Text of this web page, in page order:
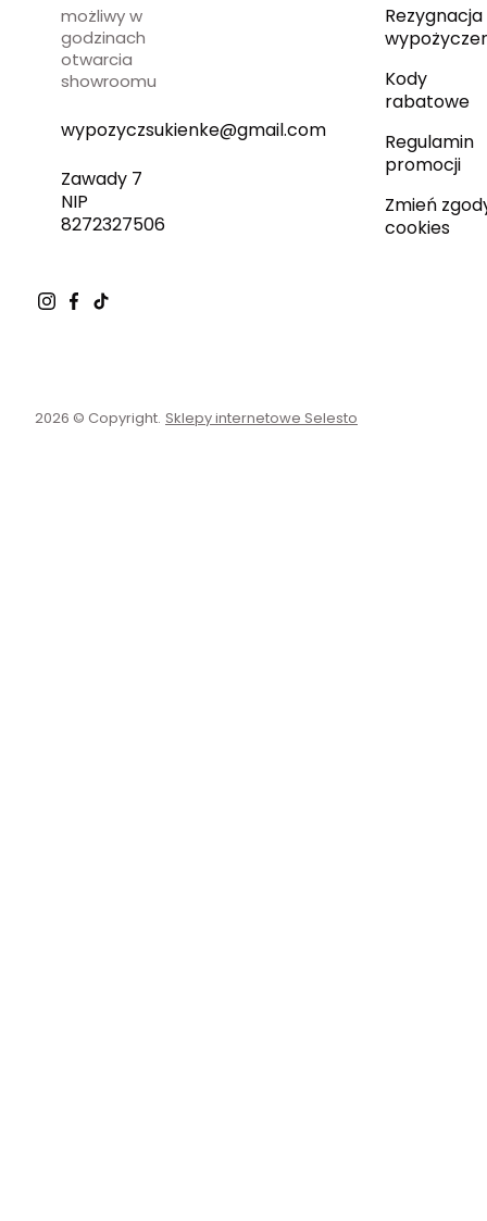
możliwy w
godzinach
otwarcia
showroomu
wypozyczsukienke@gmail.com
Zawady 7
NIP
8272327506
Rezygnacja
Kody
rabatowe
Regulamin
promocji
Zmień
cookies
2026 © Copyright. Sklepy internetowe Selesto